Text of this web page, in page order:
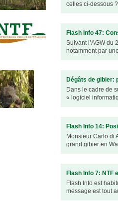
celles ci-dessous
Flash Info 47:
Suivant l’AGW du
notamment par
Dégâts de gibier:
Dans le cadre de
« logiciel
Flash Info 14:
Monsieur Carlo di
grand gibier en
Flash Info 7: NTF
Flash Info est
message est tout